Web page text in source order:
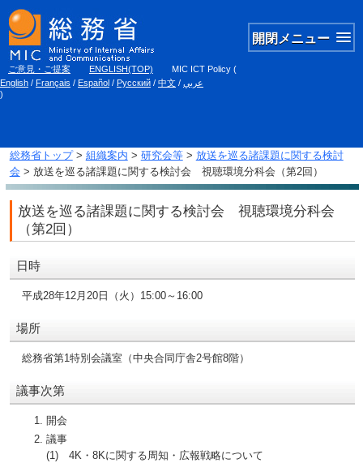
開閉メニュー
ご意見・ご提案 ENGLISH(TOP) MIC ICT Policy (
English / Français / Español / Русский / 中文 / عربي
)
総務省トップ> 組織案内 > 研究会等> 放送を巡る諸課題に関する検討
会 > 放送を巡る諸課題に関する検討会 視聴環境分科会（第2回）
放送を巡る諸課題に関する検討会 視聴環境分科会
（第2回）
日時
平成28年12月20日（火）15:00～16:00
場所
総務省第1特別会議室（中央合同庁舎2号館8階）
議事次第
開会
議事
(1) 4K・8Kに関する周知・広報戦略について